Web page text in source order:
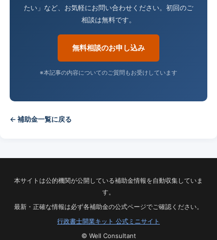
たい」など、お気軽にお問い合わせください。初回のご
相談は無料です。
無料相談のお申し込み
※本記事の内容についてのご質問もお受けしています
← 補助金一覧に戻る
本サイトは公的機関が公開している補助金情報を自動収集していま
す。
最新・正確な情報は必ず各補助金の公式ページでご確認ください。
行政書士開業キット 公式ミニサイト
© Well Consultant